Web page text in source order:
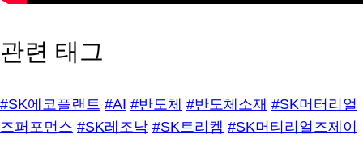
관련 태그
#SK에코플랜트 #AI #반도체 #반도체소재 #SK머터리얼
즈퍼포먼스 #SK레조낙 #SK트리켐 #SK머티리얼즈제이